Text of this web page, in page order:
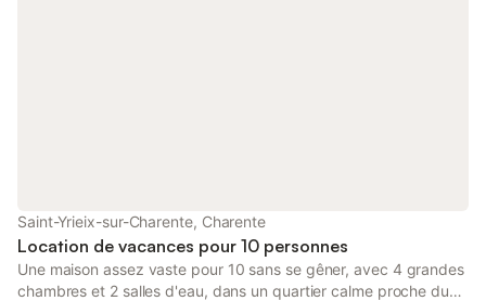
Saint-Yrieix-sur-Charente, Charente
Location de vacances pour 10 personnes
Une maison assez vaste pour 10 sans se gêner, avec 4 grandes
chambres et 2 salles d'eau, dans un quartier calme proche du